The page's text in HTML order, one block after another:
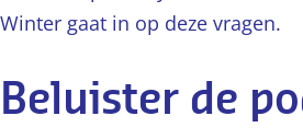
Winter gaat in op deze vragen.
Beluister de